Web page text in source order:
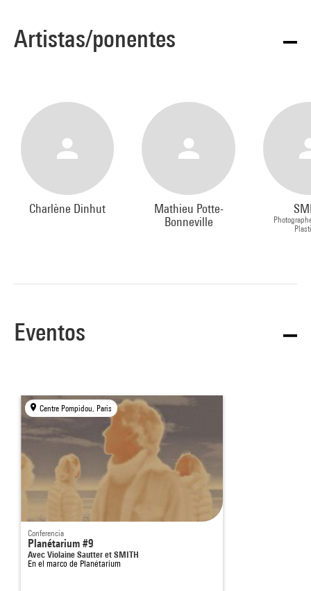
Artistas/ponentes
Charlène Dinhut
Mathieu Potte-
Bonneville
Eventos
Centre Pompidou, Paris
Conferencia
Planétarium #9
Avec Violaine Sautter et SMITH
En el marco de Planétarium